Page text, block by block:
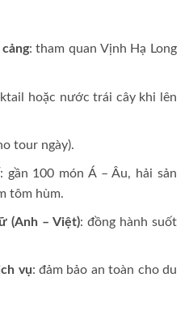
: tham quan Vịnh Hạ Long
hoặc nước trái cây khi lên
tour ngày).
: gần 100 món Á – Âu, hải sản
tôm hùm.
(Anh – Việt): đồng hành suốt
vụ: đảm bảo an toàn cho du